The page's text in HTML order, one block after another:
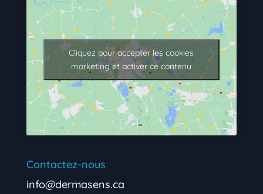
Cliquez pour accepter les cookies
marketing et activer ce contenu
Contactez-nous
info@dermasens.ca